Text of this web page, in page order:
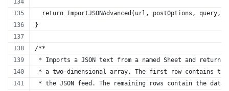
return ImportJSONAdvanced(url, postOptions, query,
}
/**
* Imports a JSON text from a named Sheet and
* a two-dimensional array. The first row contains
* the JSON feed. The remaining rows contain the